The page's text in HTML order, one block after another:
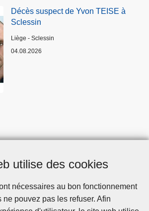
utilise des cookies
nécessaires au bon fonctionnement
ne pouvez pas les refuser. Afin
Décès suspect de Yvon TEISE à
Sclessin
Lieux
Liège - Sclessin
04.08.2026
Statistiques